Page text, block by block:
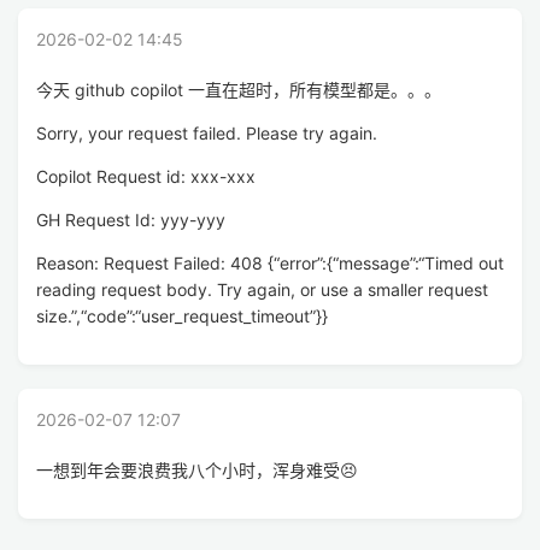
2026-02-02 14:45
今天 github copilot 一直在超时，所有模型都是。。。
Sorry, your request failed. Please try again.
Copilot Request id: xxx-xxx
GH Request Id: yyy-yyy
Reason: Request Failed: 408 {“error”:{“message”:“Timed out
reading request body. Try again, or use a smaller request
size.”,“code”:“user_request_timeout”}}
2026-02-07 12:07
一想到年会要浪费我八个小时，浑身难受😣